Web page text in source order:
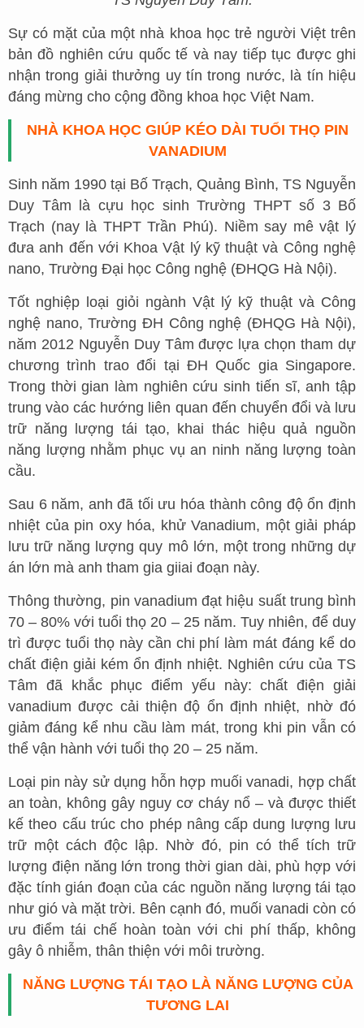
Sự có mặt của một nhà khoa học trẻ người Việt trên
bản đồ nghiên cứu quốc tế và nay tiếp tục được ghi
nhận trong giải thưởng uy tín trong nước, là tín hiệu
đáng mừng cho cộng đồng khoa học Việt Nam.
NHÀ KHOA HỌC GIÚP KÉO DÀI TUỔI THỌ PIN
VANADIUM
Sinh năm 1990 tại Bố Trạch, Quảng Bình, TS Nguyễn
Duy Tâm là cựu học sinh Trường THPT số 3 Bố
Trạch (nay là THPT Trần Phú). Niềm say mê vật lý
đưa anh đến với Khoa Vật lý kỹ thuật và Công nghệ
nano, Trường Đại học Công nghệ (ĐHQG Hà Nội).
Tốt nghiệp loại giỏi ngành Vật lý kỹ thuật và Công
nghệ nano, Trường ĐH Công nghệ (ĐHQG Hà Nội),
năm 2012 Nguyễn Duy Tâm được lựa chọn tham dự
chương trình trao đổi tại ĐH Quốc gia Singapore.
Trong thời gian làm nghiên cứu sinh tiến sĩ, anh tập
trung vào các hướng liên quan đến chuyển đổi và lưu
trữ năng lượng tái tạo, khai thác hiệu quả nguồn
năng lượng nhằm phục vụ an ninh năng lượng toàn
cầu.
Sau 6 năm, anh đã tối ưu hóa thành công độ ổn định
nhiệt của pin oxy hóa, khử Vanadium, một giải pháp
lưu trữ năng lượng quy mô lớn, một trong những dự
án lớn mà anh tham gia giiai đoạn này.
Thông thường, pin vanadium đạt hiệu suất trung bình
70 – 80% với tuổi thọ 20 – 25 năm. Tuy nhiên, để duy
trì được tuổi thọ này cần chi phí làm mát đáng kể do
chất điện giải kém ổn định nhiệt. Nghiên cứu của TS
Tâm đã khắc phục điểm yếu này: chất điện giải
vanadium được cải thiện độ ổn định nhiệt, nhờ đó
giảm đáng kể nhu cầu làm mát, trong khi pin vẫn có
thể vận hành với tuổi thọ 20 – 25 năm.
Loại pin này sử dụng hỗn hợp muối vanadi, hợp chất
an toàn, không gây nguy cơ cháy nổ – và được thiết
kế theo cấu trúc cho phép nâng cấp dung lượng lưu
trữ một cách độc lập. Nhờ đó, pin có thể tích trữ
lượng điện năng lớn trong thời gian dài, phù hợp với
đặc tính gián đoạn của các nguồn năng lượng tái tạo
như gió và mặt trời. Bên cạnh đó, muối vanadi còn có
ưu điểm tái chế hoàn toàn với chi phí thấp, không
gây ô nhiễm, thân thiện với môi trường.
NĂNG LƯỢNG TÁI TẠO LÀ NĂNG LƯỢNG CỦA
TƯƠNG LAI